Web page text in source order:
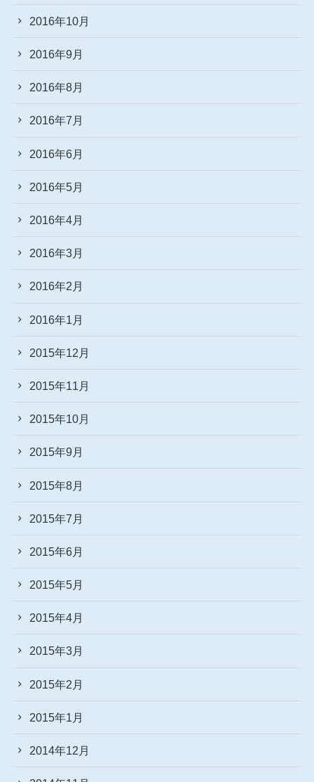
2016年10月
2016年9月
2016年8月
2016年7月
2016年6月
2016年5月
2016年4月
2016年3月
2016年2月
2016年1月
2015年12月
2015年11月
2015年10月
2015年9月
2015年8月
2015年7月
2015年6月
2015年5月
2015年4月
2015年3月
2015年2月
2015年1月
2014年12月